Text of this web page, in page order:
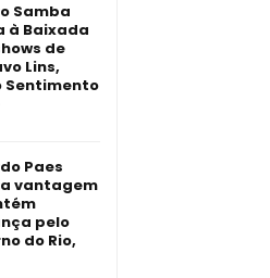
Samba
à Baixada
de
Lins,
Sentimento
Paes
vantagem
pelo
do Rio,